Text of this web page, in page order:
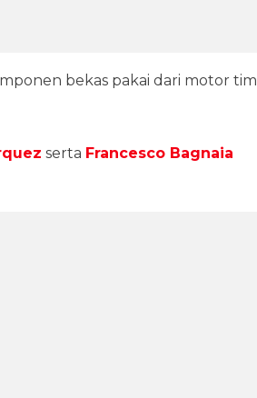
bekas pakai dari motor tim
serta Francesco Bagnaia